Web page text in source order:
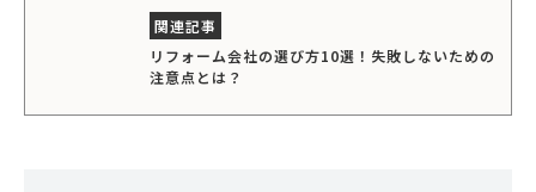
リフォーム会社の選び方10選！失敗しないための
注意点とは？